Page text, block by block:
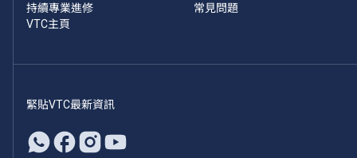
持續專業進修
VTC主頁
常見問題
緊貼VTC最新資訊